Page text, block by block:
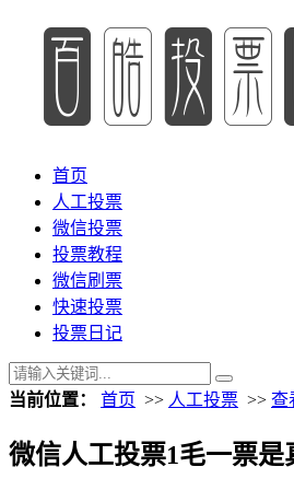
首页
人工投票
微信投票
投票教程
微信刷票
快速投票
投票日记
当前位置： 首页 >> 人工投票 >> 查
微信人工投票1毛一票